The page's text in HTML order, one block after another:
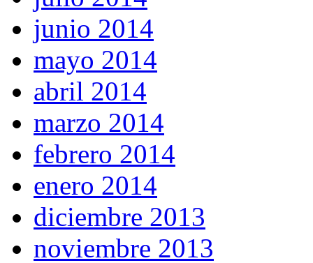
junio 2014
mayo 2014
abril 2014
marzo 2014
febrero 2014
enero 2014
diciembre 2013
noviembre 2013